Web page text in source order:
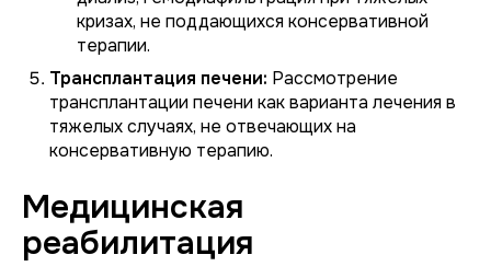
кризах, не поддающихся консервативной
терапии.
Трансплантация печени: Рассмотрение
трансплантации печени как варианта лечения в
тяжелых случаях, не отвечающих на
консервативную терапию.
Медицинская
реабилитация